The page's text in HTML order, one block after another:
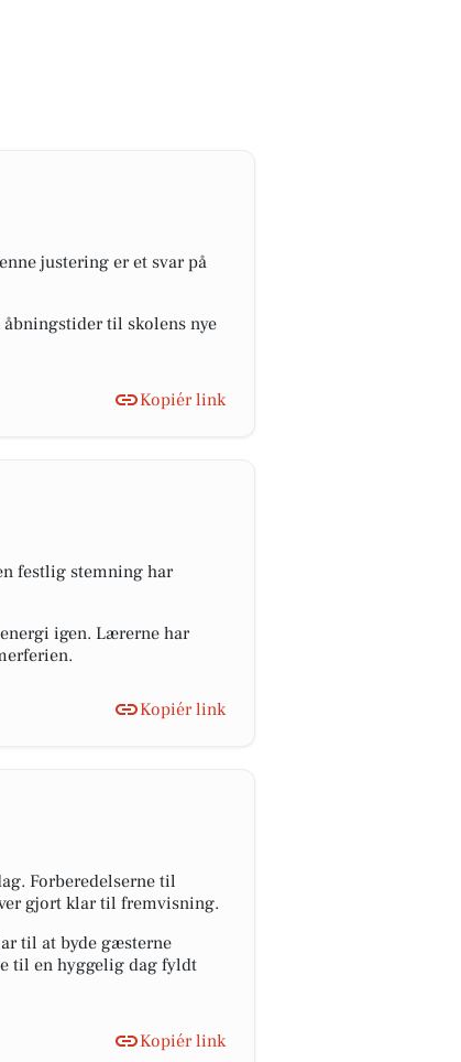
justering er et svar på
til skolens nye
Kopiér link
festlig stemning har
igen. Lærerne har
Kopiér link
Forberedelserne til
gjort klar til fremvisning.
til at byde gæsterne
til en hyggelig dag fyldt
Kopiér link